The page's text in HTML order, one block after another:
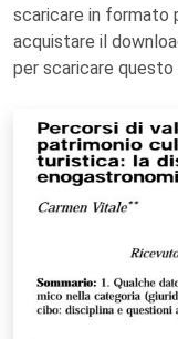
scaricare in formato
acquistare il
per scaricare